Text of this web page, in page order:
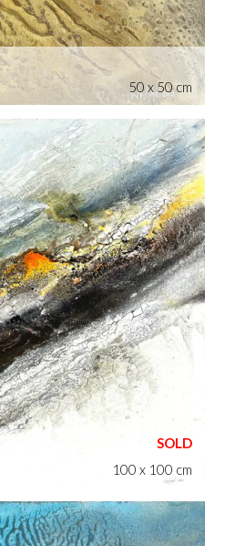
50 x 50 cm
100 x 100 cm